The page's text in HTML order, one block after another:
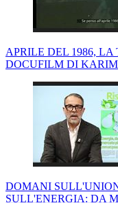
APRILE DEL 1986,
DOCUFILM DI
DOMANI
SULL'ENERGIA: DA